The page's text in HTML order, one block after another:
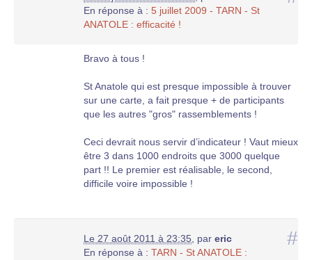
En réponse à : 5 juillet 2009 - TARN - St
ANATOLE : efficacité !
Bravo à tous !
St Anatole qui est presque impossible à trouver
sur une carte, a fait presque + de participants
que les autres "gros" rassemblements !
Ceci devrait nous servir d’indicateur ! Vaut mieux
être 3 dans 1000 endroits que 3000 quelque
part !! Le premier est réalisable, le second,
difficile voire impossible !
#
Le 27 août 2011 à 23:35 par eric
En réponse à : TARN - St ANATOLE :